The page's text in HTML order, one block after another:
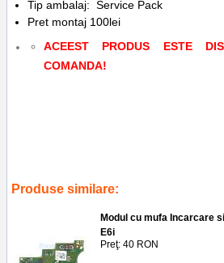
Tip ambalaj: Service Pack
Pret montaj 100lei
ACEEST PRODUS ESTE
COMANDA!
Produse similare:
Modul cu mufa Incarcare
E6i
Preţ: 40 RON